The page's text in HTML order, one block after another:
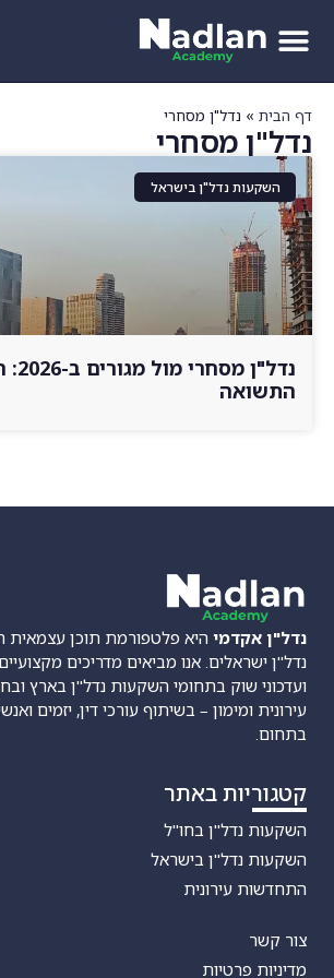
דף הבית » נדל"ן מסחרי
נדל"ן מסחרי
השקעות נדל"ן בישראל
נדל"ן
התשואה
נדל"ן אקדמי היא פלטפורמת תוכן עצמאית
נדל"ן ישראלים. אנו מביאים מדריכים
ועדכוני שוק בתחומי השקעות נדל"ן בארץ
עירונית ומימון – בשיתוף עורכי דין, יזמים
בתחום.
קטגוריות באתר
השקעות נדל"ן בחו"ל
השקעות נדל"ן בישראל
התחדשות עירונית
צור קשר
מדיניות פרטיות